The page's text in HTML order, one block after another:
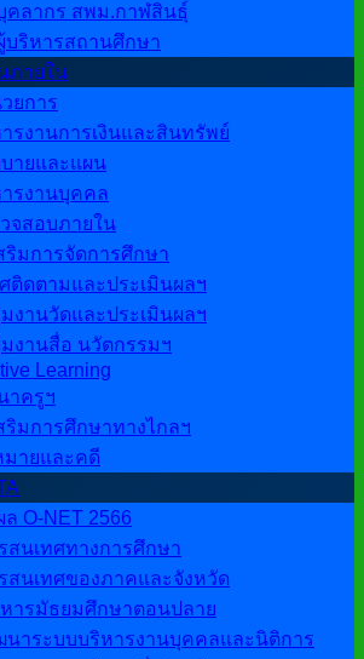
คลากร สพม.กาฬสินธุ์
บริหารสถานศึกษา
ภายใน
ยการ
รงานการเงินและสินทรัพย์
ายและแผน
รงานบุคคล
จสอบภายใน
ริมการจัดการศึกษา
ติดตามและประเมินผลฯ
งานวัดและประเมินผลฯ
งานสื่อ นวัตกรรมฯ
Learning
าครูฯ
ริมการศึกษาทางไกลฯ
ายและคดี
ล O-NET 2566
สนเทศทางการศึกษา
สนเทศของภาคและจังหวัด
ารมัธยมศึกษาตอนปลาย
าระบบบริหารงานบุคคลและนิติการ